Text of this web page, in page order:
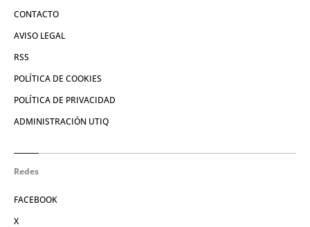
CONTACTO
AVISO LEGAL
RSS
POLÍTICA DE COOKIES
POLÍTICA DE PRIVACIDAD
ADMINISTRACIÓN UTIQ
Redes
FACEBOOK
X